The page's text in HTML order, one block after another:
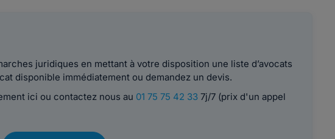
juridiques en mettant à votre disposition une liste d’avocats
disponible immédiatement ou demandez un devis.
ici ou contactez nous au 01 75 75 42 337j/7 (prix d'un appel